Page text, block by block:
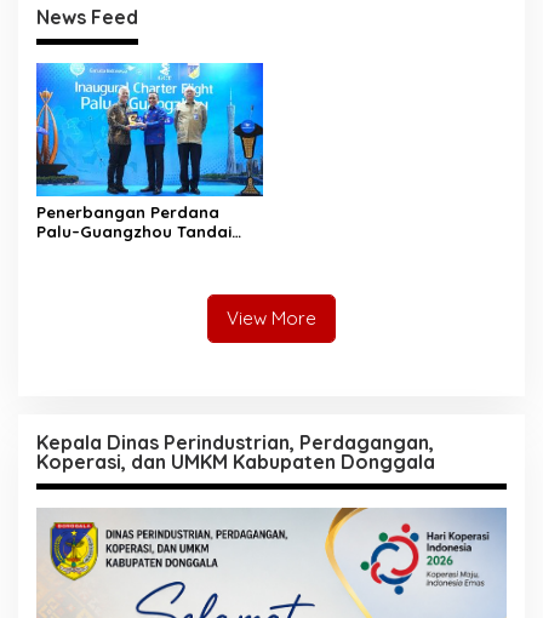
News Feed
Penerbangan Perdana
Palu–Guangzhou Tandai
View More
Kepala Dinas Perindustrian, Perdagangan,
Koperasi, dan UMKM Kabupaten Donggala